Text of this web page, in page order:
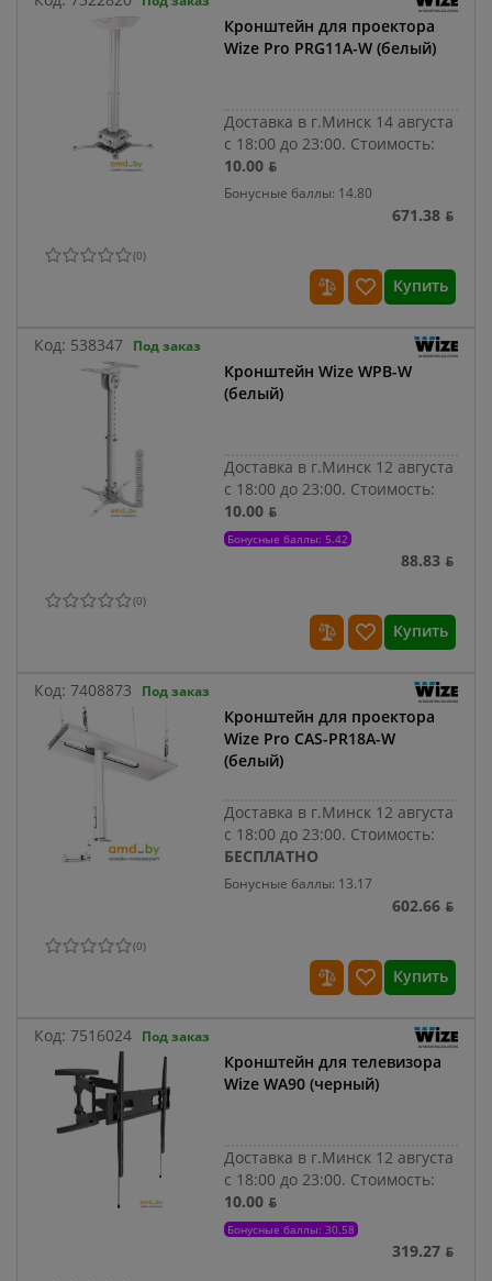
Кронштейн для проектора
Wize Pro PRG11A-W (белый)
Доставка в г.Минск 14 августа
с 18:00 до 23:00. Стоимость:
10.00 ƃ
Бонусные баллы: 14.80
671.38 ƃ
(0)
Купить
Код: 538347 Под заказ
Кронштейн Wize WPB-W
(белый)
Доставка в г.Минск 12 августа
с 18:00 до 23:00. Стоимость:
10.00 ƃ
Бонусные баллы: 5.42
88.83 ƃ
(0)
Купить
Код: 7408873 Под заказ
Кронштейн для проектора
Wize Pro CAS-PR18A-W
(белый)
Доставка в г.Минск 12 августа
с 18:00 до 23:00. Стоимость:
БЕСПЛАТНО
Бонусные баллы: 13.17
602.66 ƃ
(0)
Купить
Код: 7516024 Под заказ
Кронштейн для телевизора
Wize WA90 (черный)
Доставка в г.Минск 12 августа
с 18:00 до 23:00. Стоимость:
10.00 ƃ
Бонусные баллы: 30.58
319.27 ƃ